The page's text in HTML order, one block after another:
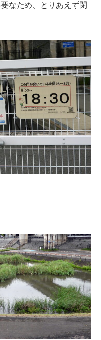
なため、とりあえず閉